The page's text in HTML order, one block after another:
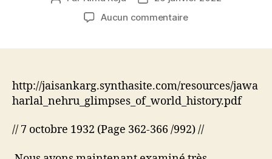
Aucun commentairesur
la
Bastille
http://jaisankarg.synthasite.com/resources/jawa
harlal_nehru_glimpses_of_world_history.pdf
// 7 octobre 1932 (Page 362-366 /992) //